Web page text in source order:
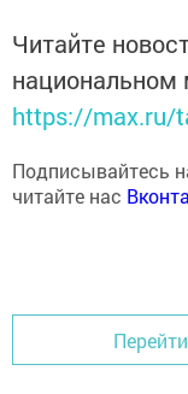
Читайте
https://max.ru/
Подписывайтесь
читайте нас